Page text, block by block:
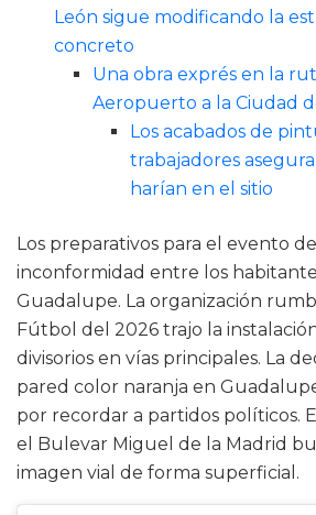
León sigue modificando la
concreto
Una obra exprés en la
Aeropuerto a la Ciudad
Los acabados de
trabajadores
harían en el sitio
Los preparativos para el evento
inconformidad entre los
Guadalupe. La organización
Fútbol del 2026 trajo la
divisorios en vías principales. La
pared color naranja en
por recordar a partidos políticos.
el Bulevar Miguel de la Madrid
imagen vial de forma superficial.